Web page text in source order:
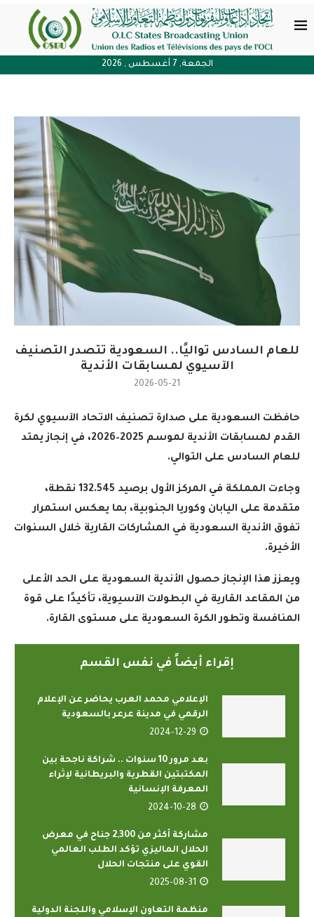
الجمعة, 7 أغسطس , 2026
للعام السادس تواليًا.. السعودية تتصدر التصنيف
الآسيوي لمسابقات الأندية
2026-05-21
حافظت السعودية على صدارة تصنيف الاتحاد الآسيوي لكرة
القدم لمسابقات الأندية لموسم 2025–2026، في إنجاز يمتد
للعام السادس على التوالي.
وجاءت المملكة في المركز الأول برصيد 132.545 نقطة،
متقدمة على اليابان وكوريا الجنوبية، بما يعكس استمرار
تفوق الأندية السعودية في المشاركات القارية خلال السنوات
الأخيرة.
ويعزز هذا الإنجاز حصول الأندية السعودية على الحد الأعلى
من المقاعد القارية في البطولات الآسيوية، تأكيدًا على قوة
المنافسة وتطور الكرة السعودية على مستوى القارة.
إقراء أيضاً في نفس القسم
الإعلامي محمد العرب يحاضر عن الإعلام
الرقمي في مدينة عرعر بالسعودية
2024-12-29
بعد مرور 10 سنوات .. شراكة ناجحة بين
المكتبتين القطرية والبريطانية لإثراء
المعرفة الإنسانية
2024-10-28
مشاركة أكثر من 2,300 جناح في معرض
الحلال الماليزي تؤكد الطلب العالمي
القوي على منتجات الحلال
2025-08-31
منظمة التعاون الإسلامي واللجنة الدولية